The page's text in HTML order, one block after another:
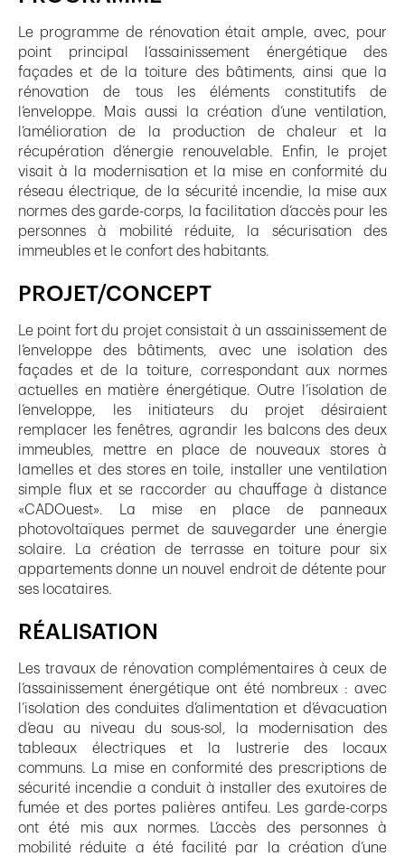
Le programme de rénovation était ample, avec, pour
point principal l’assainissement énergétique des
façades et de la toiture des bâtiments, ainsi que la
rénovation de tous les éléments constitutifs de
l’enveloppe. Mais aussi la création d’une ventilation,
l’amélioration de la production de chaleur et la
récupération d’énergie renouvelable. Enfin, le projet
visait à la modernisation et la mise en conformité du
réseau électrique, de la sécurité incendie, la mise aux
normes des garde-corps, la facilitation d’accès pour les
personnes à mobilité réduite, la sécurisation des
immeubles et le confort des habitants.
PROJET/CONCEPT
Le point fort du projet consistait à un assainissement de
l’enveloppe des bâtiments, avec une isolation des
façades et de la toiture, correspondant aux normes
actuelles en matière énergétique. Outre l’isolation de
l’enveloppe, les initiateurs du projet désiraient
remplacer les fenêtres, agrandir les balcons des deux
immeubles, mettre en place de nouveaux stores à
lamelles et des stores en toile, installer une ventilation
simple flux et se raccorder au chauffage à distance
«CADOuest». La mise en place de panneaux
photovoltaïques permet de sauvegarder une énergie
solaire. La création de terrasse en toiture pour six
appartements donne un nouvel endroit de détente pour
ses locataires.
RÉALISATION
Les travaux de rénovation complémentaires à ceux de
l’assainissement énergétique ont été nombreux : avec
l’isolation des conduites d’alimentation et d’évacuation
d’eau au niveau du sous-sol, la modernisation des
tableaux électriques et la lustrerie des locaux
communs. La mise en conformité des prescriptions de
sécurité incendie a conduit à installer des exutoires de
fumée et des portes palières antifeu. Les garde-corps
ont été mis aux normes. L’accès des personnes à
mobilité réduite a été facilité par la création d’une